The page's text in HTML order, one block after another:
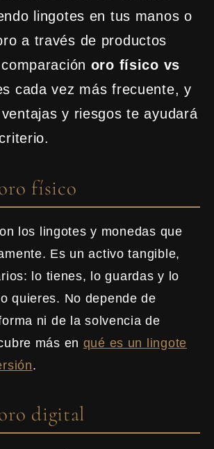
lingotes en tus manos o
a través de productos
oro físico vs
cada vez más frecuente, y
y riesgos te ayudará
físico
los lingotes y monedas que
Es un activo tangible,
lo tienes, lo guardas y lo
quieres. No depende de
ni de la solvencia de
más en qué es un lingote
.
digital